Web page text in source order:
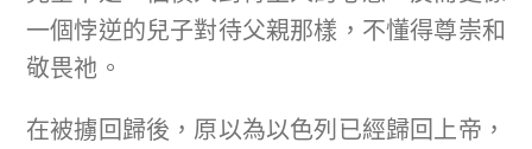
一個悖逆的兒子對待父親那樣，不懂得尊崇和
敬畏祂。
在被擄回歸後，原以為以色列已經歸回上帝，